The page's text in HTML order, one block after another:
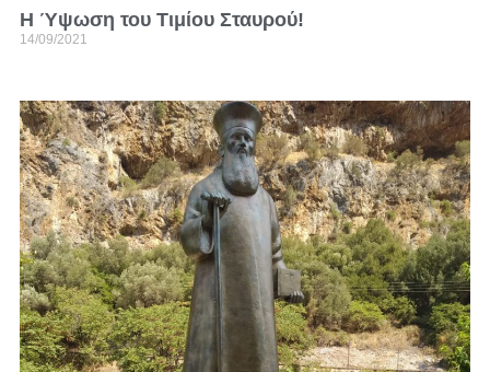
Η Ύψωση του Τιμίου Σταυρού!
14/09/2021